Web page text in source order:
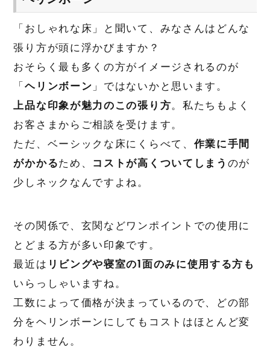
「おしゃれな床」と聞いて、みなさんはどんな
張り方が頭に浮かびますか？
おそらく最も多くの方がイメージされるのが
「ヘリンボーン 」ではないかと思います。
上品な印象が魅力のこの張り方。私たちもよく
お客さまからご相談を受けます。
ただ、ベーシックな床にくらべて、 作業に手間
がかかるため、 コストが高くついてしまう のが
少しネックなんですよね。
その関係で、玄関などワンポイントでの使用に
とどまる方が多い印象です。
最近は リビングや寝室の1面のみに使用する方も
いらっしゃいますね。
工数によって価格が決まっているので、どの部
分をヘリンボーンにしてもコストはほとんど変
わりません。